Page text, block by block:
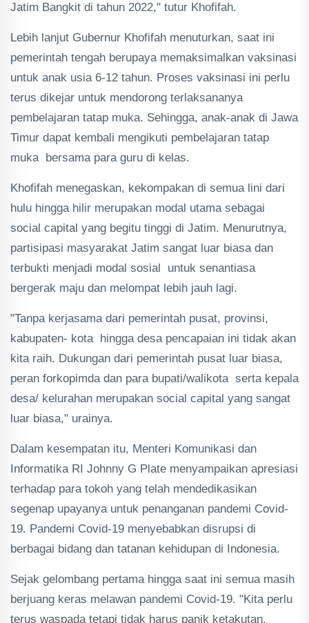
Jatim Bangkit di tahun 2022," tutur Khofifah.
Lebih lanjut Gubernur Khofifah menuturkan, saat ini
pemerintah tengah berupaya memaksimalkan vaksinasi
untuk anak usia 6-12 tahun. Proses vaksinasi ini perlu
terus dikejar untuk mendorong terlaksananya
pembelajaran tatap muka. Sehingga, anak-anak di Jawa
Timur dapat kembali mengikuti pembelajaran tatap
muka bersama para guru di kelas.
Khofifah menegaskan, kekompakan di semua lini dari
hulu hingga hilir merupakan modal utama sebagai
social capital yang begitu tinggi di Jatim. Menurutnya,
partisipasi masyarakat Jatim sangat luar biasa dan
terbukti menjadi modal sosial untuk senantiasa
bergerak maju dan melompat lebih jauh lagi.
"Tanpa kerjasama dari pemerintah pusat, provinsi,
kabupaten- kota hingga desa pencapaian ini tidak akan
kita raih. Dukungan dari pemerintah pusat luar biasa,
peran forkopimda dan para bupati/walikota serta kepala
desa/ kelurahan merupakan social capital yang sangat
luar biasa," urainya.
Dalam kesempatan itu, Menteri Komunikasi dan
Informatika RI Johnny G Plate menyampaikan apresiasi
terhadap para tokoh yang telah mendedikasikan
segenap upayanya untuk penanganan pandemi Covid-
19. Pandemi Covid-19 menyebabkan disrupsi di
berbagai bidang dan tatanan kehidupan di Indonesia.
Sejak gelombang pertama hingga saat ini semua masih
berjuang keras melawan pandemi Covid-19. "Kita perlu
terus waspada tetapi tidak harus panik ketakutan.